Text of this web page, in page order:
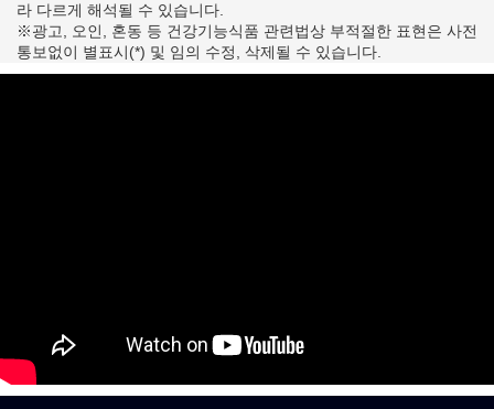
라 다르게 해석될 수 있습니다.
※광고, 오인, 혼동 등 건강기능식품 관련법상 부적절한 표현은 사전
통보없이 별표시(*) 및 임의 수정, 삭제될 수 있습니다.